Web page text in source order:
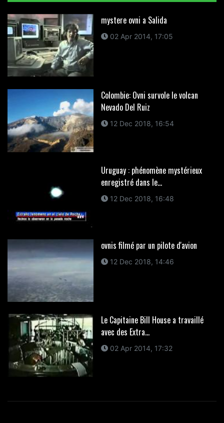
mystere ovni a Salida
02 Apr 2014, 17:05
Colombie: Ovni survole le volcan
Nevado Del Ruiz
12 Dec 2018, 16:54
Uruguay : phénomène mystérieux
enregistré dans le...
12 Dec 2018, 16:48
ovnis filmé par un pilote d'avion
12 Dec 2018, 14:46
Le Capitaine Bill House a travaillé
avec des Extra...
02 Apr 2014, 17:32